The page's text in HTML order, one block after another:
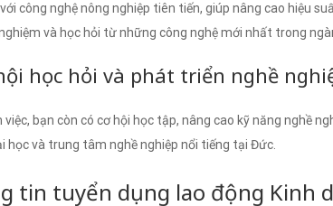
công nghệ nông nghiệp tiên tiến, giúp nâng cao hiệu
và học hỏi từ những công nghệ mới nhất trong
học hỏi và phát triển nghề
việc, bạn còn có cơ hội học tập, nâng cao kỹ năng nghề
học và trung tâm nghề nghiệp nổi tiếng tại Đức.
tin tuyển dụng lao động Kinh